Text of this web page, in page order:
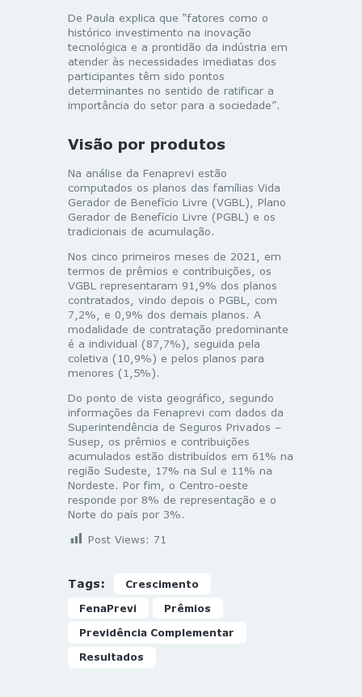
De Paula explica que “fatores como o
histórico investimento na inovação
tecnológica e a prontidão da indústria em
atender às necessidades imediatas dos
participantes têm sido pontos
determinantes no sentido de ratificar a
importância do setor para a sociedade”.
Visão por produtos
Na análise da Fenaprevi estão
computados os planos das famílias Vida
Gerador de Benefício Livre (VGBL), Plano
Gerador de Benefício Livre (PGBL) e os
tradicionais de acumulação.
Nos cinco primeiros meses de 2021, em
termos de prêmios e contribuições, os
VGBL representaram 91,9% dos planos
contratados, vindo depois o PGBL, com
7,2%, e 0,9% dos demais planos. A
modalidade de contratação predominante
é a individual (87,7%), seguida pela
coletiva (10,9%) e pelos planos para
menores (1,5%).
Do ponto de vista geográfico, segundo
informações da Fenaprevi com dados da
Superintendência de Seguros Privados –
Susep, os prêmios e contribuições
acumulados estão distribuídos em 61% na
região Sudeste, 17% na Sul e 11% na
Nordeste. Por fim, o Centro-oeste
responde por 8% de representação e o
Norte do país por 3%.
Post Views: 71
Tags: Crescimento
FenaPrevi Prêmios
Previdência Complementar
Resultados